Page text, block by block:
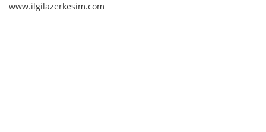
www.ilgilazerkesim.com